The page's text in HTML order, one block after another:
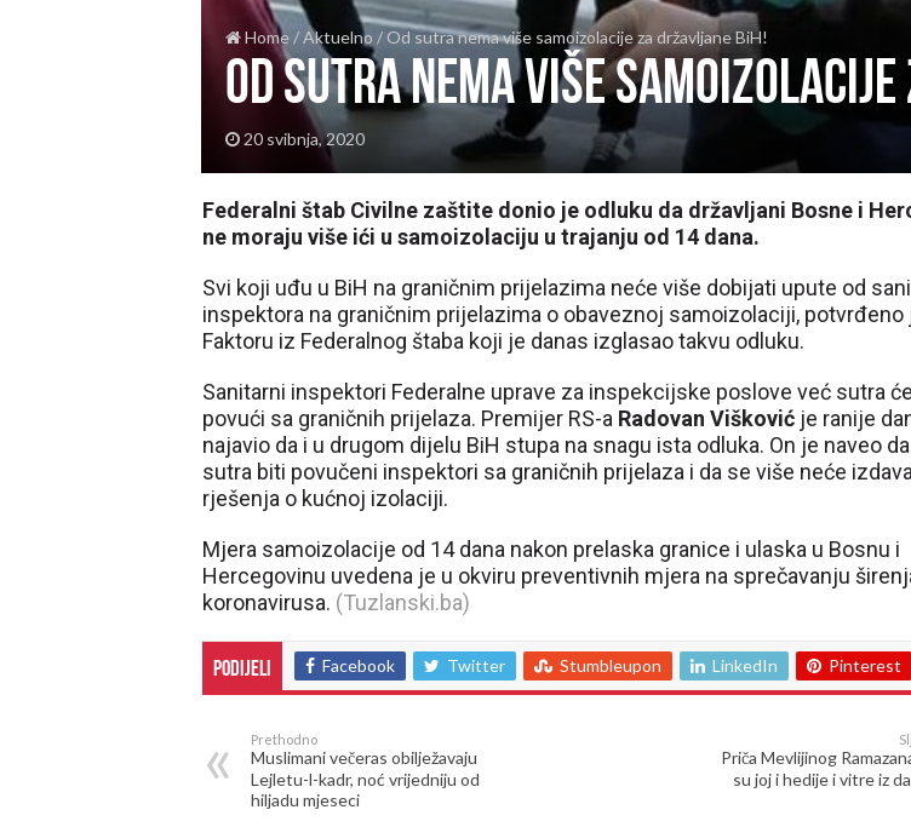
Home /Aktuelno /Od sutra nema više samoizolacije za državljane BiH!
Od sutra nema više
20 svibnja, 2020
Federalni štab Civilne zaštite donio je odluku da državljani Bosne i
ne moraju više ići u samoizolaciju u trajanju od 14 dana.
Svi koji uđu u BiH na graničnim prijelazima neće više dobijati upute od
inspektora na graničnim prijelazima o obaveznoj samoizolaciji, potvrđeno
Faktoru iz Federalnog štaba koji je danas izglasao takvu odluku.
Sanitarni inspektori Federalne uprave za inspekcijske poslove već sutra
povući sa graničnih prijelaza. Premijer RS-a Radovan Višković je ranije
najavio da i u drugom dijelu BiH stupa na snagu ista odluka. On je naveo
sutra biti povučeni inspektori sa graničnih prijelaza i da se više neće
rješenja o kućnoj izolaciji.
Mjera samoizolacije od 14 dana nakon prelaska granice i ulaska u Bosnu i
Hercegovinu uvedena je u okviru preventivnih mjera na sprečavanju
koronavirusa. (Tuzlanski.ba)
Podijeli Facebook Twitter Stumbleupon LinkedIn Pinterest
Prethodno
Muslimani večeras obilježavaju
Lejletu-l-kadr, noć vrijedniju od
hiljadu mjeseci
Priča Mevlijinog
su joj i hedije i vitre iz